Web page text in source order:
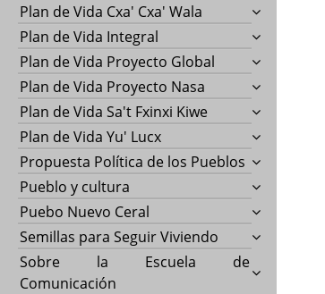
Plan de Vida Cxa' Cxa' Wala
Plan de Vida Integral
Plan de Vida Proyecto Global
Plan de Vida Proyecto Nasa
Plan de Vida Sa't Fxinxi Kiwe
Plan de Vida Yu' Lucx
Propuesta Política de los Pueblos
Pueblo y cultura
Puebo Nuevo Ceral
Semillas para Seguir Viviendo
Sobre la Escuela de
Comunicación